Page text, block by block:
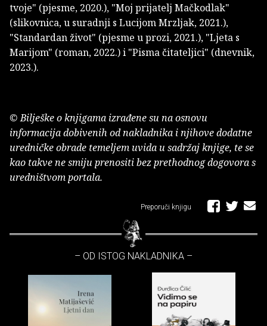
tvoje" (pjesme, 2020.), "Moj prijatelj Mačkodlak"
(slikovnica, u suradnji s Lucijom Mrzljak, 2021.),
"Standardan život" (pjesme u prozi, 2021.), "Ljeta s
Marijom" (roman, 2022.) i "Pisma čitateljici" (dnevnik,
2023.).
© Bilješke o knjigama izrađene su na osnovu
informacija dobivenih od nakladnika i njihove dodatne
uredničke obrade temeljem uvida u sadržaj knjige, te se
kao takve ne smiju prenositi bez prethodnog dogovora s
uredništvom portala.
Preporuči knjigu
– OD ISTOG NAKLADNIKA –